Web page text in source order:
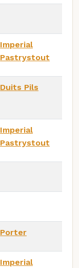
Imperial
Pastrystout
Duits Pils
Imperial
Pastrystout
Porter
Imperial